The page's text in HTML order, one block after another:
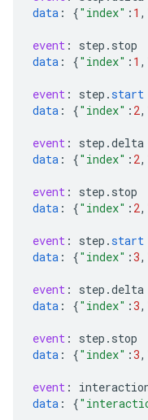
data : {"index" : 1 ,
event : step . stop
data : {"index" : 1 ,
event : step .start
data : {"index" : 2,
event : step .delta
data : {"index" : 2,
event : step . stop
data : {"index" : 2,
event : step .start
data : {"index" :3,
event : step .delta
data : {"index" :3,
event : step . stop
data : {"index" :3,
event :
data : {